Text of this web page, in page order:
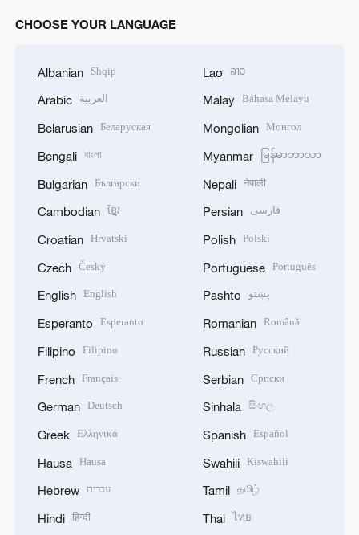
CHOOSE YOUR LANGUAGE
Albanian Shqip
Arabic العربية
Belarusian Беларуская
Bengali বাংলা
Bulgarian Български
Cambodian ខ្មែរ
Croatian Hrvatski
Czech Český
English English
Esperanto Esperanto
Filipino Filipino
French Français
German Deutsch
Greek Ελληνικά
Hausa Hausa
Hebrew עברית
Hindi हिन्दी
Lao ລາວ
Malay Bahasa Melayu
Mongolian Монгол
Myanmar မြန်မာဘာသာ
Nepali नेपाली
Persian فارسی
Polish Polski
Portuguese Português
Pashto پښتو
Romanian Română
Russian Русский
Serbian Српски
Sinhala සිංහල
Spanish Español
Swahili Kiswahili
Tamil தமிழ்
Thai ไทย